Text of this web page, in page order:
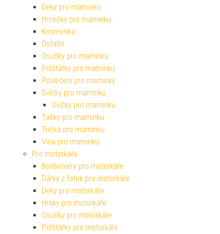
Deky pro maminku
Hrnečky pro maminku
Kosmetika
Ostatní
Osušky pro maminku
Polštářky pro maminku
Povlečení pro maminky
Svíčky pro maminku
Svíčky pro maminku
Tašky pro maminku
Trička pro maminku
Vína pro maminku
Pro motorkáře
Bonboniéry pro motorkáře
Dárky z fotek pro motorkáře
Deky pro motorkáře
Hrnky pro motorkáře
Osušky pro motorkáře
Polštářky pro motorkáře